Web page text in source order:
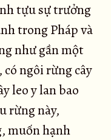
tựu sự trưởng
trong Pháp và
như gần một
ngôi rừng cây
leo y lan bao
rừng này,
muốn hạnh